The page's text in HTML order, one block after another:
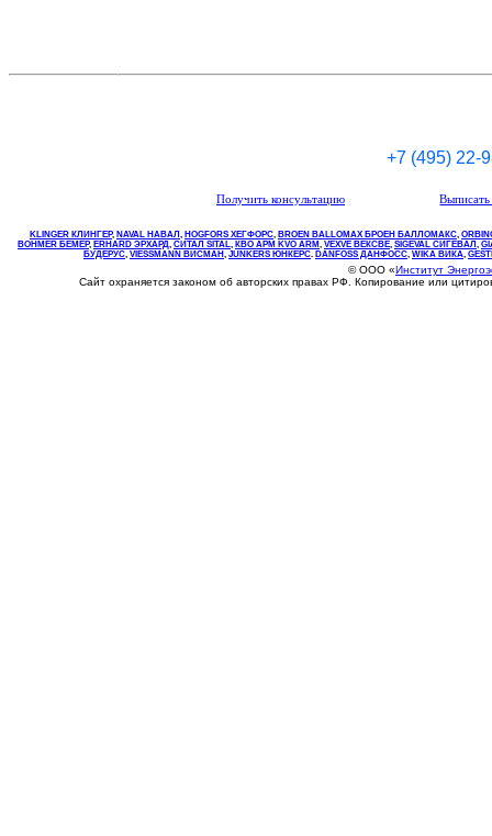
+7 (495) 22-
Получить консультацию
KLINGER КЛИНГЕР, NAVAL НАВАЛ , НOGFORS ХЕГФОРС, BROEN BALLOMAX БРОЕН БАЛЛОМАКС,
BOHMER БЕМЕР, ERHARD ЭРХАРД, СИТАЛ SITAL, КВО АРМ KVO ARM, VEXVE ВЕКСВЕ, SIGEVAL СИГЕВАЛ ,
БУДЕРУС, VIESSMANN ВИСМАН , JUNKERS ЮНКЕРС. DANFOSS ДАНФОСС, WIKA ВИКА,
© ООО «Институт
Сайт охраняется законом об авторских правах РФ. Копирование или